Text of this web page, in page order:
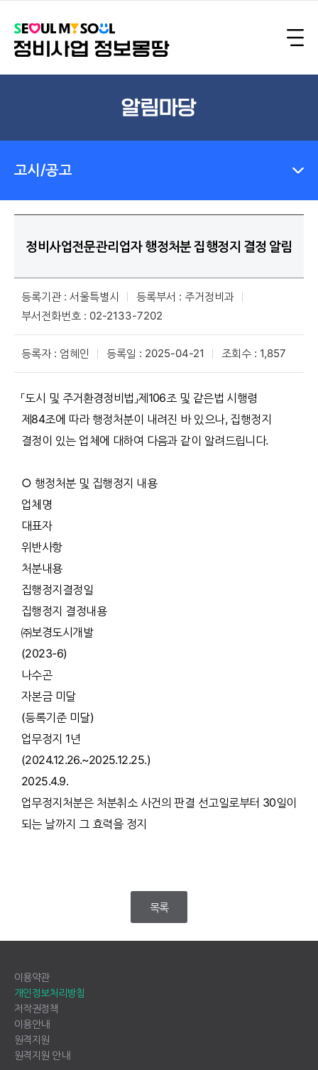
알림마당
고시/공고
정비사업전문관리업자 행정처분 집행정지 결정 알림
등록기관 : 서울특별시
등록부서 : 주거정비과
부서전화번호 : 02-2133-7202
등록자 : 엄혜인 등록일 : 2025-04-21 조회수 : 1,857
「도시 및 주거환경정비법」제106조 및 같은법 시행령
제84조에 따라 행정처분이 내려진 바 있으나, 집행정지
결정이 있는 업체에 대하여 다음과 같이 알려드립니다.
○ 행정처분 및 집행정지 내용
업체명
대표자
위반사항
처분내용
집행정지결정일
집행정지 결정내용
㈜보경도시개발
(2023-6)
나수곤
자본금 미달
(등록기준 미달)
업무정지 1년
(2024.12.26.~2025.12.25.)
2025.4.9.
업무정지처분은 처분취소 사건의 판결 선고일로부터 30일이
되는 날까지 그 효력을 정지
목록
이용약관
개인정보처리방침
저작권정책
이용안내
원격지원
원격지원 안내